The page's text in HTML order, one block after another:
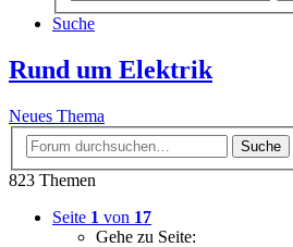
Suche
Rund um Elektrik
Neues Thema
Suche
823 Themen
Seite 1 von 17
Gehe zu Seite: